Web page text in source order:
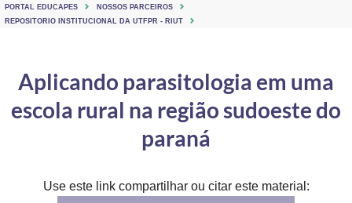
Ministério do Turismo
Controladoria-Geral da União
Ministério da Mulher, da Família e dos Direitos Humanos
Secretaria de Governo
PORTAL EDUCAPES
NOSSOS PARCEIROS
REPOSITORIO INSTITUCIONAL DA UTFPR - RIUT
Aplicando parasitologia em uma
escola rural na região sudoeste do
paraná
Use este link compartilhar ou citar este material: